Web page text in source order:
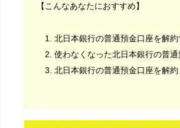
【こんなあなたにおすすめ】
北日本銀行の普通預金口座を解
使わなくなった北日本銀行の普
北日本銀行の普通預金口座を解